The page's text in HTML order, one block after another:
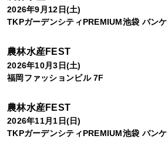
2026年9月12日(土)
TKPガーデンシティPREMIUM池袋 バン
農林水産FEST
2026年10月3日(土)
福岡ファッションビル 7F
農林水産FEST
2026年11月1日(日)
TKPガーデンシティPREMIUM池袋 バン